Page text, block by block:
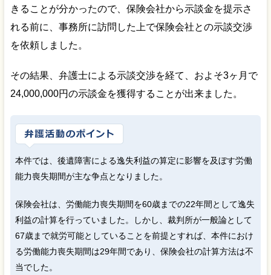
きることが分かったので、保険会社から示談金を提示さ
れる前に、事務所に訪問した上で保険会社との示談交渉
を依頼しました。
その結果、弁護士による示談交渉を経て、およそ3ヶ月で
24,000,000円の示談金を獲得することが出来ました。
本件では、後遺障害による逸失利益の算定に影響を及ぼす労働
能力喪失期間が主な争点となりました。
保険会社は、労働能力喪失期間を60歳までの22年間として逸失
利益の計算を行っていました。しかし、裁判所が一般論として
67歳まで就労可能としていることを前提とすれば、本件におけ
る労働能力喪失期間は29年間であり、保険会社の計算方法は不
当でした。